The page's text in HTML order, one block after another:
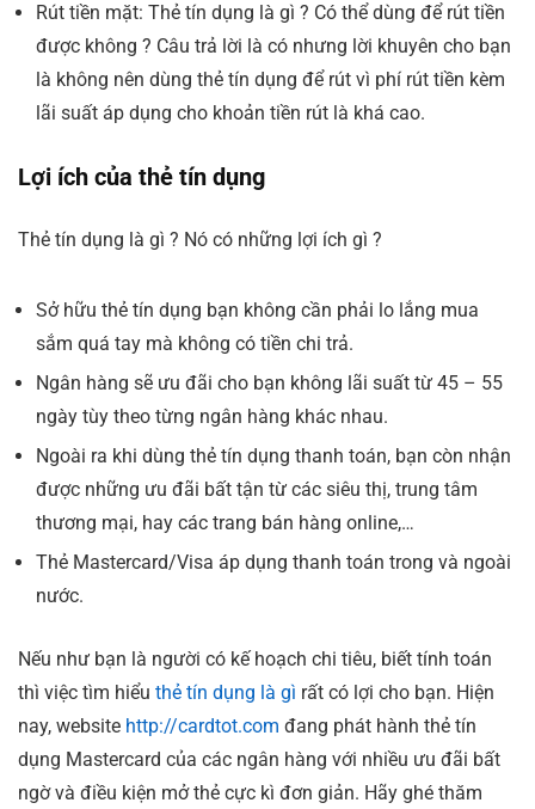
Rút tiền mặt: Thẻ tín dụng là gì ? Có thể dùng để rút tiền
được không ? Câu trả lời là có nhưng lời khuyên cho bạn
là không nên dùng thẻ tín dụng để rút vì phí rút tiền kèm
lãi suất áp dụng cho khoản tiền rút là khá cao.
Lợi ích của thẻ tín dụng
Thẻ tín dụng là gì ? Nó có những lợi ích gì ?
Sở hữu thẻ tín dụng bạn không cần phải lo lắng mua
sắm quá tay mà không có tiền chi trả.
Ngân hàng sẽ ưu đãi cho bạn không lãi suất từ 45 – 55
ngày tùy theo từng ngân hàng khác nhau.
Ngoài ra khi dùng thẻ tín dụng thanh toán, bạn còn nhận
được những ưu đãi bất tận từ các siêu thị, trung tâm
thương mại, hay các trang bán hàng online,…
Thẻ Mastercard/Visa áp dụng thanh toán trong và ngoài
nước.
Nếu như bạn là người có kế hoạch chi tiêu, biết tính toán
thì việc tìm hiểu thẻ tín dụng là gì rất có lợi cho bạn. Hiện
nay, website http://cardtot.com đang phát hành thẻ tín
dụng Mastercard của các ngân hàng với nhiều ưu đãi bất
ngờ và điều kiện mở thẻ cực kì đơn giản. Hãy ghé thăm